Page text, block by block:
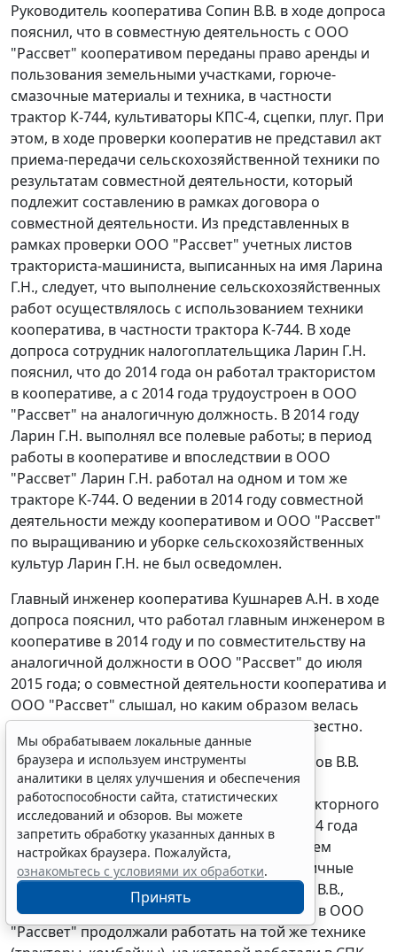
Руководитель кооператива Сопин В.В. в ходе допроса
пояснил, что в совместную деятельность с ООО
"Рассвет" кооперативом переданы право аренды и
пользования земельными участками, горюче-
смазочные материалы и техника, в частности
трактор К-744, культиваторы КПС-4, сцепки, плуг. При
этом, в ходе проверки кооператив не представил акт
приема-передачи сельскохозяйственной техники по
результатам совместной деятельности, который
подлежит составлению в рамках договора о
совместной деятельности. Из представленных в
рамках проверки ООО "Рассвет" учетных листов
тракториста-машиниста, выписанных на имя Ларина
Г.Н., следует, что выполнение сельскохозяйственных
работ осуществлялось с использованием техники
кооператива, в частности трактора К-744. В ходе
допроса сотрудник налогоплательщика Ларин Г.Н.
пояснил, что до 2014 года он работал трактористом
в кооперативе, а с 2014 года трудоустроен в ООО
"Рассвет" на аналогичную должность. В 2014 году
Ларин Г.Н. выполнял все полевые работы; в период
работы в кооперативе и впоследствии в ООО
"Рассвет" Ларин Г.Н. работал на одном и том же
тракторе К-744. О ведении в 2014 году совместной
деятельности между кооперативом и ООО "Рассвет"
по выращиванию и уборке сельскохозяйственных
культур Ларин Г.Н. не был осведомлен.
Главный инженер кооператива Кушнарев А.Н. в ходе
допроса пояснил, что работал главным инженером в
кооперативе в 2014 году и по совместительству на
аналогичной должности в ООО "Рассвет" до июля
2015 года; о совместной деятельности кооператива и
ООО "Рассвет" слышал, но каким образом велась
данная совместная деятельность ему неизвестно.
Сотрудники коопеатива Леляков В.В., Баранов В.В.
(трактористы), Глущенко А.И., Купаев В.А.
(комбайнеры), Анупринко Н.П. (учетчик тракторного
парка) в ходе допроса пояснили, что до 2014 года
являлись сотрудниками кооператива, а затем
трудоустроены в ООО "Рассвет" на аналогичные
должности. При этом Леляков В.В., Баранов В.В.,
Глущенко А.И. и Купаев В.А. после перевода в ООО
"Рассвет" продолжали работать на той же технике
Мы обрабатываем локальные данные
браузера и используем инструменты
аналитики в целях улучшения и обеспечения
работоспособности сайта, статистических
исследований и обзоров. Вы можете
запретить обработку указанных данных в
настройках браузера. Пожалуйста,
ознакомьтесь с условиями их обработки.
Принять